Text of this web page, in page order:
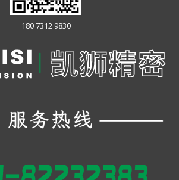
180 7312 9830